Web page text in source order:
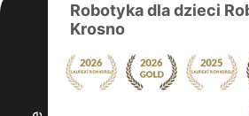
Robotyka dla dzieci
Krosno